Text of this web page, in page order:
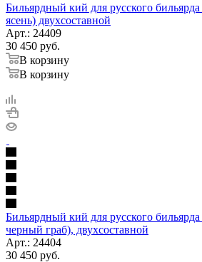
Бильярдный кий для русского
ясень) двухсоставной
Арт.: 24409
30 450 руб.
В корзину
В корзину
Бильярдный кий для русского
черный граб), двухсоставной
Арт.: 24404
30 450 руб.